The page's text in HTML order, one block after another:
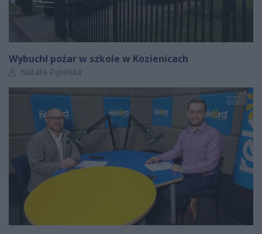
Wybuchł pożar w szkole w Kozienicach
Autor artykułu:
Natalia Pętelska